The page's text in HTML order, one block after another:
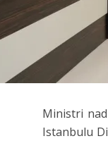
Ministri
Istanbulu